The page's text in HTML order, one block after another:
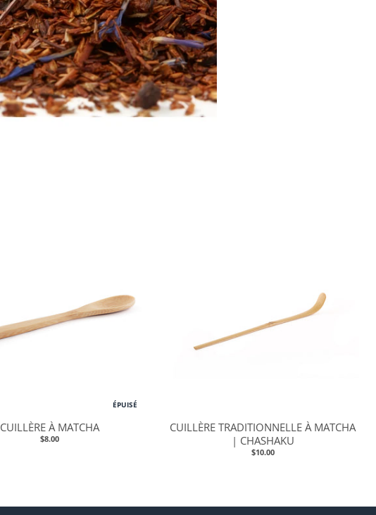
ÉPUISÉ
CUILLÈRE À MATCHA
$8.00
CUILLÈRE TRADITIONNELLE À MATCHA
| CHASHAKU
$10.00